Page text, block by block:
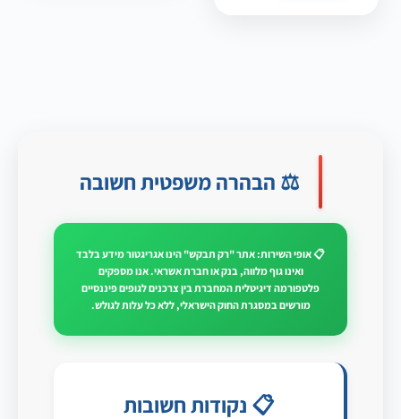
⚖️ הבהרה משפטית חשובה
📋 אופי השירות: אתר "רק תבקש" הינו אגריגטור מידע בלבד
ואינו גוף מלווה, בנק או חברת אשראי. אנו מספקים
פלטפורמה דיגיטלית המחברת בין צרכנים לגופים פיננסיים
מורשים במסגרת החוק הישראלי, ללא כל עלות לגולש.
📋 נקודות חשובות